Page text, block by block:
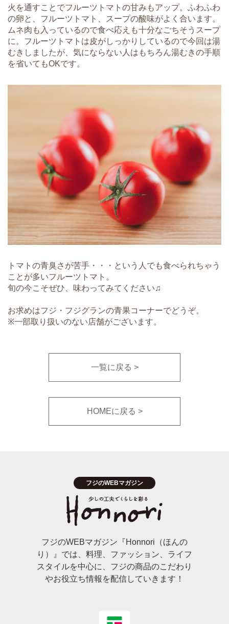
火を通すことでフルーツトマトの甘みもアップ。ふわふわ
の卵と、フルーツトマト、スープの酸味がよく合います。
ムネ肉も入っているので食べ応えも十分なごちそうスープ
に。フルーツトマトは皮がしっかりしているので今回は湯
むきしましたが、気にならない人はもちろん湯むきの手順
を省いてもOKです。
トマトの青臭さが苦手・・・という人でも食べられちゃう
ことが多いフルーツトマト。
旬の今こそぜひ、味わってみてください♫
お求めはフジ・フジグランの青果コーナーでどうぞ。
※一部取り扱いのない店舗がございます。
一覧に戻る
HOMEに戻る
フジのWEBマガジン『Honnori（ほんの
り）』では、料理、ファッション、ライフ
スタイルを中心に、フジの商品のこだわり
やお役立ち情報を配信していきます！